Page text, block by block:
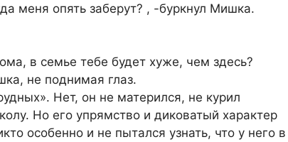
меня опять заберут? , -буркнул Мишка.
в семье тебе будет хуже, чем здесь?
не поднимая глаз.
Нет, он не матерился, не курил
Но его упрямство и диковатый характер
особенно и не пытался узнать, что у него в